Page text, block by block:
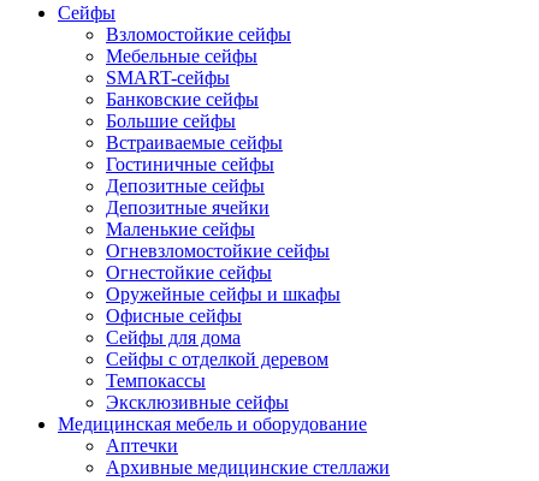
Сейфы
Взломостойкие сейфы
Мебельные сейфы
SMART-сейфы
Банковские сейфы
Большие сейфы
Встраиваемые сейфы
Гостиничные сейфы
Депозитные сейфы
Депозитные ячейки
Маленькие сейфы
Огневзломостойкие сейфы
Огнестойкие сейфы
Оружейные сейфы и шкафы
Офисные сейфы
Сейфы для дома
Сейфы с отделкой деревом
Темпокассы
Эксклюзивные сейфы
Медицинская мебель и оборудование
Аптечки
Архивные медицинские стеллажи